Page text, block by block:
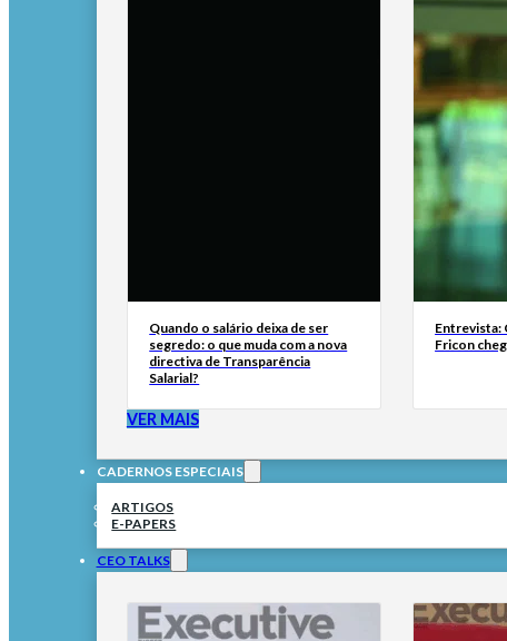
Quando o salário deixa de ser
segredo: o que muda com a nova
directiva de Transparência
Salarial?
Entrevista:
Fricon
VER MAIS
CADERNOS ESPECIAIS
ARTIGOS
E-PAPERS
CEO TALKS